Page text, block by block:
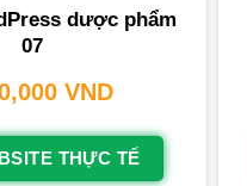
dược phẩm
07
VND
THỰC TẾ